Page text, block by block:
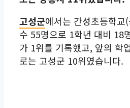
고성군에서는 간성초등학교
수 55명으로 1학년 대비 18
가 1위를 기록했고, 앞의 학
로는 고성군 10위였습니다.